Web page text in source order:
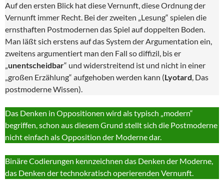
Auf den ersten Blick hat diese Vernunft, diese Ordnung der
Vernunft immer Recht. Bei der zweiten „Lesung“ spielen die
ernsthaften Postmodernen das Spiel auf doppelten Boden.
Man läßt sich erstens auf das System der Argumentation ein,
zweitens argumentiert man den Fall so diffizil, bis er
„unentscheidbar“ und widerstreitend ist und nicht in einer
„großen Erzählung“ aufgehoben werden kann (Lyotard, Das
postmoderne Wissen).
Das Denken in Oppositionen wird als typisch „modern“
begriffen, schon aus diesem Grund stellt sich die Postmoderne
nicht einfach als Opposition der Moderne dar.
Binäre Codierungen kennzeichnen das Denken der Moderne,
das Denken der technokratisch operierenden Vernunft.